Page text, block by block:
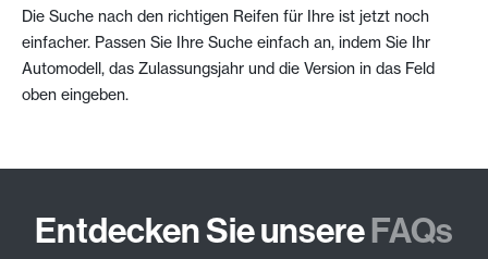
Die Suche nach den richtigen Reifen für Ihre ist jetzt noch
einfacher. Passen Sie Ihre Suche einfach an, indem Sie Ihr
Automodell, das Zulassungsjahr und die Version in das Feld
oben eingeben.
Entdecken Sie unsereFAQs